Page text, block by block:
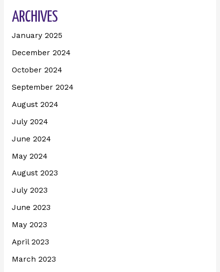
ARCHIVES
January 2025
December 2024
October 2024
September 2024
August 2024
July 2024
June 2024
May 2024
August 2023
July 2023
June 2023
May 2023
April 2023
March 2023